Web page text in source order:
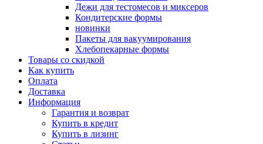
Дежи для тестомесов и миксеров
Кондитерские формы
новинки
Пакеты для вакуумирования
Хлебопекарные формы
Товары со скидкой
Как купить
Оплата
Доставка
Информация
Гарантия и возврат
Купить в кредит
Купить в лизинг